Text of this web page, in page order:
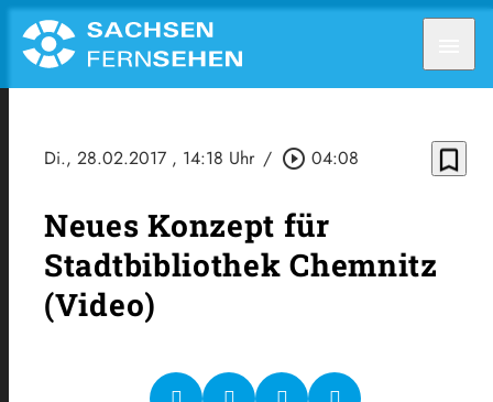
Di., 28.02.2017 , 14:18 Uhr / play_circle_outline 04:08 bookmark_border
Neues Konzept für
Stadtbibliothek Chemnitz
(Video)